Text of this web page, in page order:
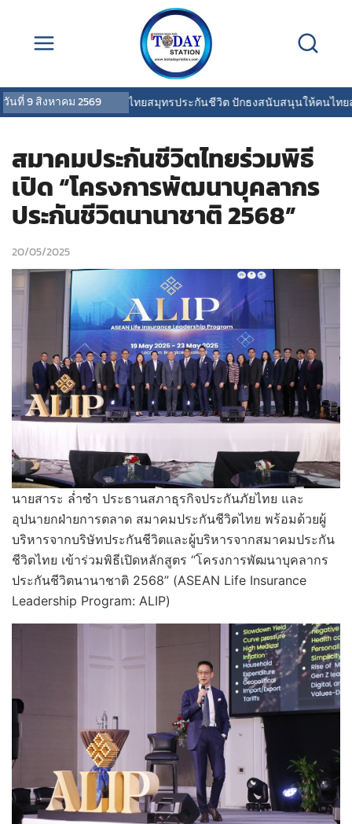
วันที่9 สิงหาคม 2569
OCEAN LIFE ไทยสมุทรประกันชีวิต ปักธงสนับสนุนให้คนไทยสุข
สมาคมประกันชีวิตไทยร่วมพิธี
เปิด “โครงการพัฒนาบุคลากร
ประกันชีวิตนานาชาติ 2568”
20/05/2025
นายสาระ ล่ำซำ ประธานสภาธุรกิจประกันภัยไทย และ
อุปนายกฝ่ายการตลาด สมาคมประกันชีวิตไทย พร้อมด้วยผู้
บริหารจากบริษัทประกันชีวิตและผู้บริหารจากสมาคมประกัน
ชีวิตไทย เข้าร่วมพิธีเปิดหลักสูตร “โครงการพัฒนาบุคลากร
ประกันชีวิตนานาชาติ 2568” (ASEAN Life Insurance
Leadership Program: ALIP)